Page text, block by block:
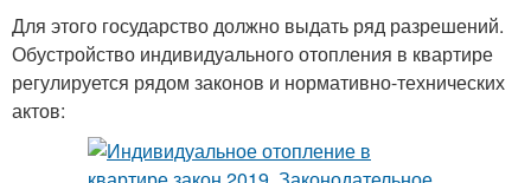
Для этого государство должно выдать ряд разрешений.
Обустройство индивидуального отопления в квартире
регулируется рядом законов и нормативно-технических
актов: